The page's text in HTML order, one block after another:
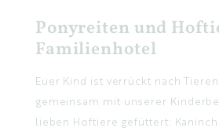
Ponyreiten und
Familienhotel
Euer Kind ist verrückt nach
gemeinsam mit unserer
lieben Hoftiere gefüttert: